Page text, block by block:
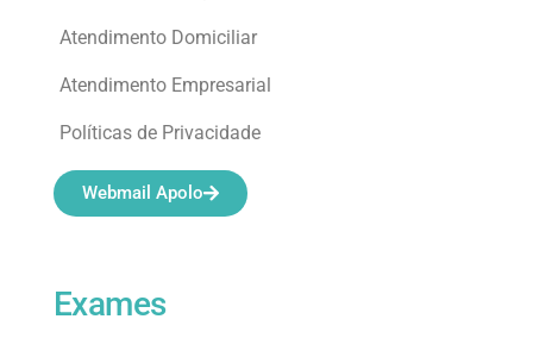
Exames
Atendimento Domiciliar
Atendimento Empresarial
Políticas de Privacidade
Webmail Apolo